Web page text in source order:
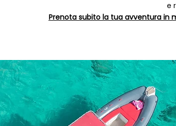
e
Prenota subito la tua avventura in